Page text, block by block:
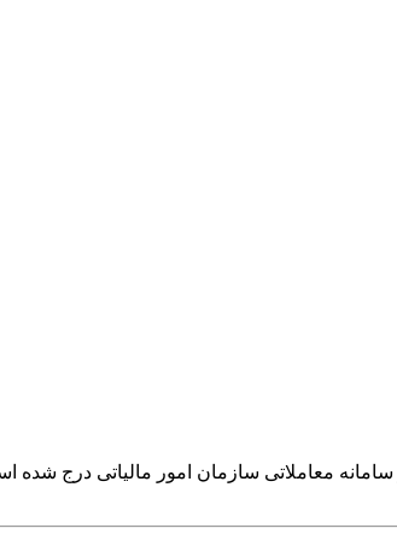
معاملاتی سازمان امور مالیاتی درج شده